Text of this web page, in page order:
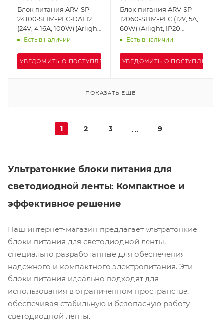
Блок питания ARV-SP-
24100-SLIM-PFC-DALI2
(24V, 4.16A, 100W) (Arlight,
IP20 Пластик, 5 лет)
Есть в наличии
УВЕДОМИТЬ О ПОСТУПЛЕНИИ
Блок питания ARV-SP-
12060-SLIM-PFC (12V, 5A,
60W) (Arlight, IP20
Пластик, 5 лет)
Есть в наличии
УВЕДОМИТЬ О ПОСТУПЛЕНИИ
ПОКАЗАТЬ ЕЩЕ
1 2 3 9
Ультратонкие блоки питания для
светодиодной ленты: Компактное и
эффективное решение
Наш интернет-магазин предлагает ультратонкие
блоки питания для светодиодной ленты,
специально разработанные для обеспечения
надежного и компактного электропитания. Эти
блоки питания идеально подходят для
использования в ограниченном пространстве,
обеспечивая стабильную и безопасную работу
светодиодной ленты.